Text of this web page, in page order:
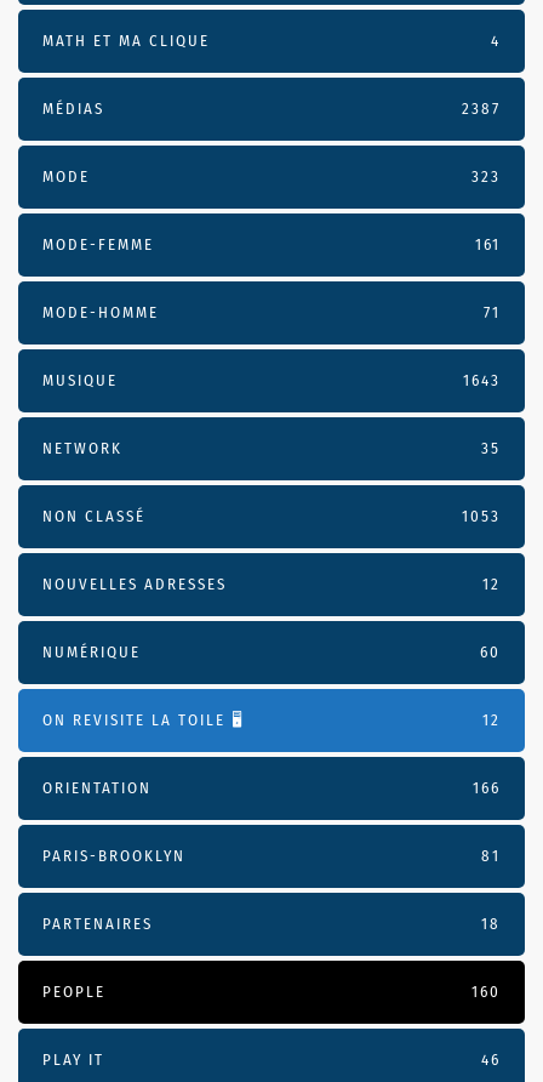
MATH ET MA CLIQUE 4
MÉDIAS 2387
MODE 323
MODE-FEMME 161
MODE-HOMME 71
MUSIQUE 1643
NETWORK 35
NON CLASSÉ 1053
NOUVELLES ADRESSES 12
NUMÉRIQUE 60
ON REVISITE LA TOILE 🖥️ 12
ORIENTATION 166
PARIS-BROOKLYN 81
PARTENAIRES 18
PEOPLE 160
PLAY IT 46